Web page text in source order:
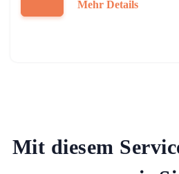
Mehr Details
Mit diesem